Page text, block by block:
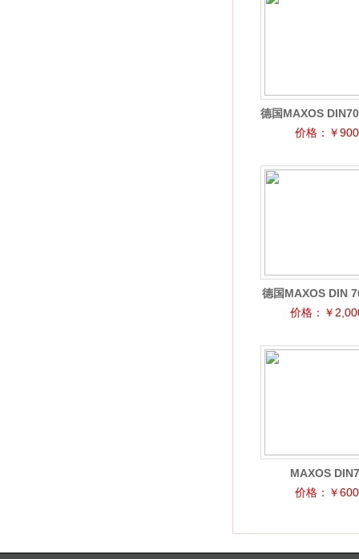
德国MAXOS
径玻璃视
价格：￥
德国MAXOS DIN
化硼硅酸盐
价格：￥
MAXOS
140x20mm安全目
价格：￥